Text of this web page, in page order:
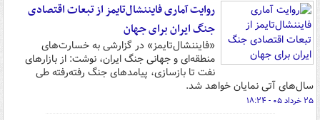
روایت آماری فایننشال‌تایمز از تبعات اقتصادی
جنگ ایران برای جهان
«فایننشال‌تایمز» در گزارشی به خسارت‌های
منطقه‌ای و جهانی جنگ ایران، نوشت: از بازارهای
نفت تا بازسازی، پیامدهای جنگ رفته‌رفته طی
سال‌های آتی نمایان خواهد شد.
۲۵ خرداد ۰۵ - ۱۸:۲۴